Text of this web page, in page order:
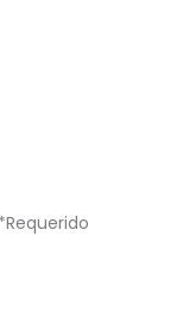
*Requerido